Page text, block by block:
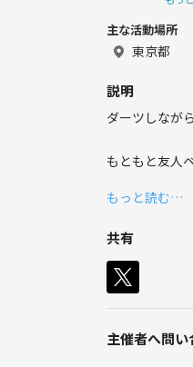
主な活動場所
東京都
説明
ダーツしなが
もともと友人
ガチで戦いた
メンバー管理
場所は新宿近
もっと読む…
共有
主催者へ問い